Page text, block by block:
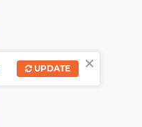
×
UPDATE